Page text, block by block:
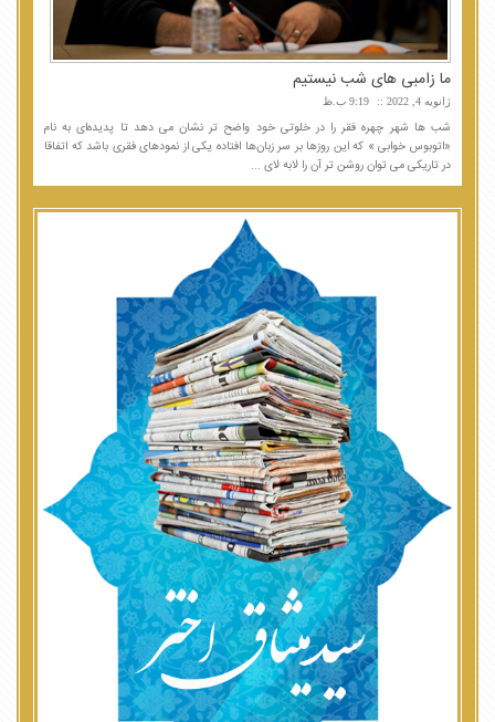
ما زامبی های شب نیستیم
ژانویه 4, 2022 9:19 ب.ظ
شب ها شهر چهره فقر را در خلوتی خود واضح تر نشان می دهد تا پدیده‌ای به نام
«اتوبوس خوابی » که این روزها بر سر زبان‌ها افتاده یکی از نمودهای فقری باشد که اتفاقا
در تاریکی می توان روشن تر آن را لابه لای ...